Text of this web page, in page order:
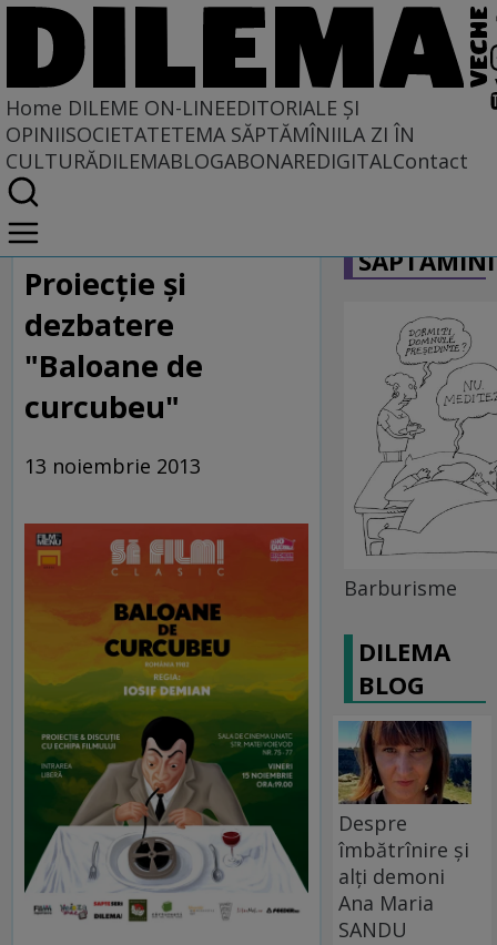
Home DILEME ON-LINEEDITORIALE ȘI
OPINIISOCIETATETEMA SĂPTĂMÎNIILA ZI ÎN
CULTURĂDILEMABLOGABONAREDIGITALContact
Home
Dileme on-line
Proiecţie şi
dezbatere
"Baloane de
curcubeu"
13 noiembrie 2013
Barburisme
DILEMA
BLOG
Despre
îmbătrînire și
alți demoni
Ana Maria
SANDU